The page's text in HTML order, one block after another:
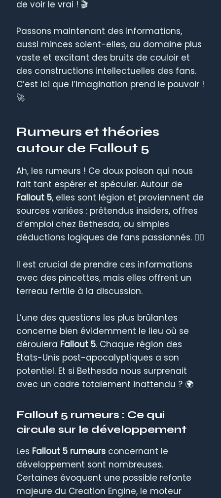
de voir le vrai ! 🎬
Passons maintenant des informations,
aussi minces soient-elles, au domaine plus
vaste et excitant des bruits de couloir et
des constructions intellectuelles des fans.
C’est ici que l’imagination prend le pouvoir !
🚀
Rumeurs et théories
autour de Fallout 5
Ah, les rumeurs ! Ce doux poison qui nous
fait tant espérer et spéculer. Autour de
Fallout 5, elles sont légion et proviennent de
sources variées : prétendus insiders, offres
d’emploi chez Bethesda, ou simples
déductions logiques de fans passionnés. 🕵️‍♀️
Il est crucial de prendre ces informations
avec des pincettes, mais elles offrent un
terreau fertile à la discussion.
L’une des questions les plus brûlantes
concerne bien évidemment le lieu où se
déroulera Fallout 5. Chaque région des
États-Unis post-apocalyptiques a son
potentiel. Et si Bethesda nous surprenait
avec un cadre totalement inattendu ? 🌍
Fallout 5 rumeurs : Ce qui
circule sur le développement
Les Fallout 5 rumeurs concernant le
développement sont nombreuses.
Certaines évoquent une possible refonte
majeure du Creation Engine, le moteur